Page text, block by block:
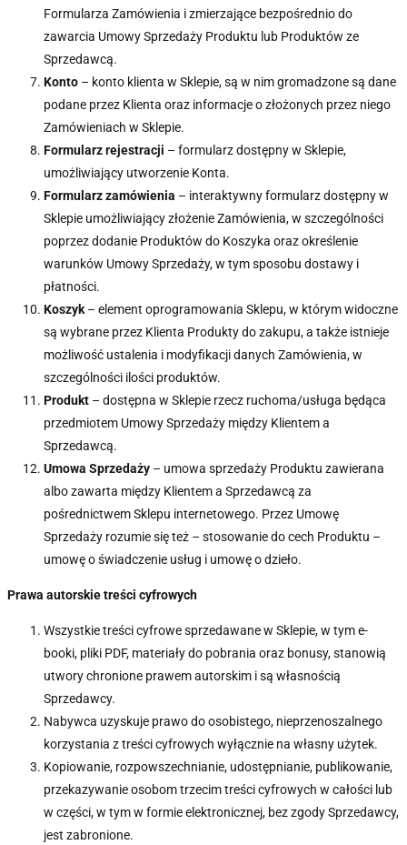
Formularza Zamówienia i zmierzające bezpośrednio do
zawarcia Umowy Sprzedaży Produktu lub Produktów ze
Sprzedawcą.
Konto – konto klienta w Sklepie, są w nim gromadzone są dane
podane przez Klienta oraz informacje o złożonych przez niego
Zamówieniach w Sklepie.
Formularz rejestracji – formularz dostępny w Sklepie,
umożliwiający utworzenie Konta.
Formularz zamówienia – interaktywny formularz dostępny w
Sklepie umożliwiający złożenie Zamówienia, w szczególności
poprzez dodanie Produktów do Koszyka oraz określenie
warunków Umowy Sprzedaży, w tym sposobu dostawy i
płatności.
Koszyk – element oprogramowania Sklepu, w którym widoczne
są wybrane przez Klienta Produkty do zakupu, a także istnieje
możliwość ustalenia i modyfikacji danych Zamówienia, w
szczególności ilości produktów.
Produkt – dostępna w Sklepie rzecz ruchoma/usługa będąca
przedmiotem Umowy Sprzedaży między Klientem a
Sprzedawcą.
Umowa Sprzedaży – umowa sprzedaży Produktu zawierana
albo zawarta między Klientem a Sprzedawcą za
pośrednictwem Sklepu internetowego. Przez Umowę
Sprzedaży rozumie się też – stosowanie do cech Produktu –
umowę o świadczenie usług i umowę o dzieło.
Prawa autorskie treści cyfrowych
Wszystkie treści cyfrowe sprzedawane w Sklepie, w tym e-
booki, pliki PDF, materiały do pobrania oraz bonusy, stanowią
utwory chronione prawem autorskim i są własnością
Sprzedawcy.
Nabywca uzyskuje prawo do osobistego, nieprzenoszalnego
korzystania z treści cyfrowych wyłącznie na własny użytek.
Kopiowanie, rozpowszechnianie, udostępnianie, publikowanie,
przekazywanie osobom trzecim treści cyfrowych w całości lub
w części, w tym w formie elektronicznej, bez zgody Sprzedawcy,
jest zabronione.